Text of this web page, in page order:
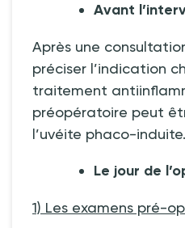
Avant
Après une
préciser l’indication
traitement
préopératoire peut
l’uvéite phaco-induite.
Le jour de
1) Les examens pré-